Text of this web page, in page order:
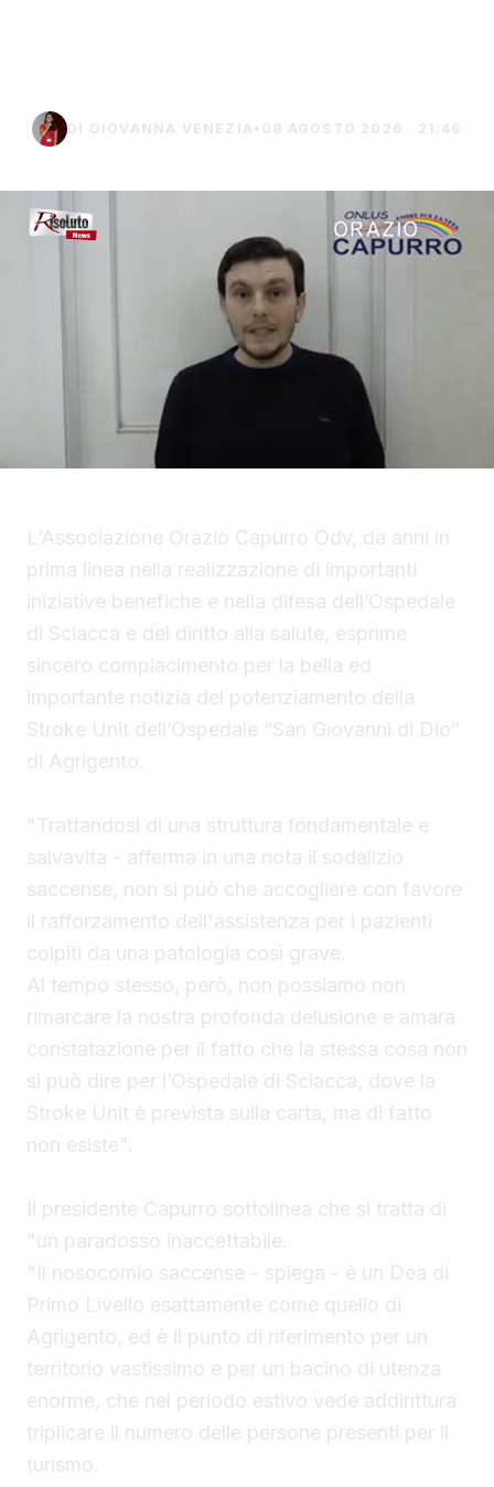
DI GIOVANNA VENEZIA • 08 AGOSTO 2026 · 21:48
L’Associazione Orazio Capurro Odv, da anni in
prima linea nella realizzazione di importanti
iniziative benefiche e nella difesa dell’Ospedale
di Sciacca e del diritto alla salute, esprime
sincero compiacimento per la bella ed
importante notizia del potenziamento della
Stroke Unit dell’Ospedale “San Giovanni di Dio”
di Agrigento.
"Trattandosi di una struttura fondamentale e
salvavita - afferma in una nota il sodalizio
saccense, non si può che accogliere con favore
il rafforzamento dell'assistenza per i pazienti
colpiti da una patologia così grave.
Al tempo stesso, però, non possiamo non
rimarcare la nostra profonda delusione e amara
constatazione per il fatto che la stessa cosa non
si può dire per l’Ospedale di Sciacca, dove la
Stroke Unit è prevista sulla carta, ma di fatto
non esiste".
Il presidente Capurro sottolinea che si tratta di
"un paradosso inaccettabile.
"Il nosocomio saccense - spiega - è un Dea di
Primo Livello esattamente come quello di
Agrigento, ed è il punto di riferimento per un
territorio vastissimo e per un bacino di utenza
enorme, che nel periodo estivo vede addirittura
triplicare il numero delle persone presenti per il
turismo.